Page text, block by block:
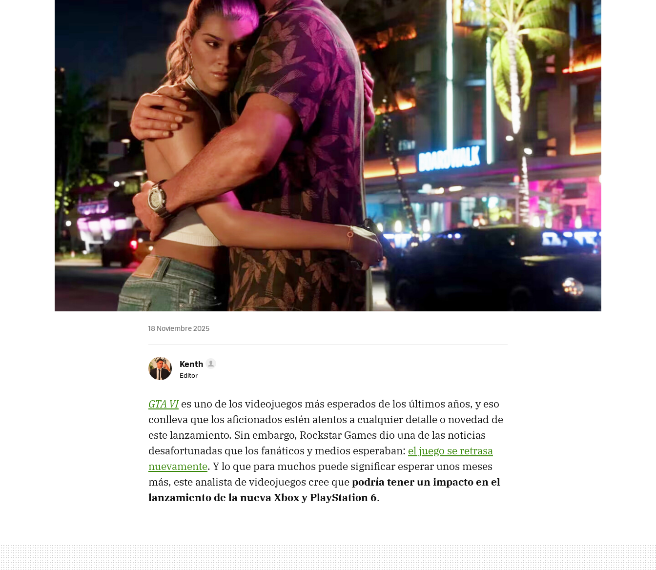
18 Noviembre 2025
Kenth
Editor
GTA VIes uno de los videojuegos más esperados de los últimos años, y eso
conlleva que los aficionados estén atentos a cualquier detalle o novedad de
este lanzamiento. Sin embargo, Rockstar Games dio una de las noticias
desafortunadas que los fanáticos y medios esperaban: el juego se retrasa
nuevamente. Y lo que para muchos puede significar esperar unos meses
más, este analista de videojuegos cree quepodría tener un impacto en el
lanzamiento de la nueva Xbox y PlayStation 6.